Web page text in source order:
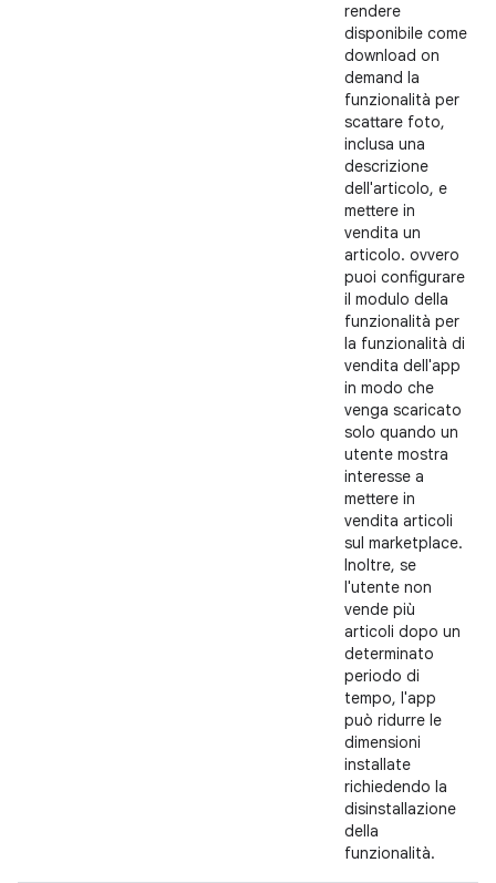
rendere
disponibile come
download on
demand la
funzionalità per
scattare foto,
inclusa una
descrizione
dell'articolo, e
mettere in
vendita un
articolo. ovvero
puoi configurare
il modulo della
funzionalità per
la funzionalità di
vendita dell'app
in modo che
venga scaricato
solo quando un
utente mostra
interesse a
mettere in
vendita articoli
sul marketplace.
Inoltre, se
l'utente non
vende più
articoli dopo un
determinato
periodo di
tempo, l'app
può ridurre le
dimensioni
installate
richiedendo la
disinstallazione
della
funzionalità.